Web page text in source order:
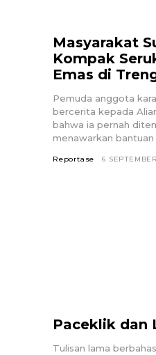
Masyarakat
Kompak
Emas di
Pemuda anggota
bercerita kepada
bahwa ia pernah
menawarkan
Reportase 6
Paceklik dan
Tulisan lama